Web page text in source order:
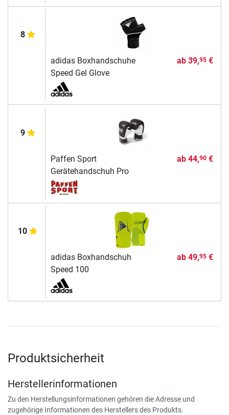
8
adidas Boxhandschuhe
Speed Gel Glove
ab 39,95€
9
Paffen Sport
Gerätehandschuh Pro
ab 44,90€
10
adidas Boxhandschuh
Speed 100
ab 49,95€
Produktsicherheit
Herstellerinformationen
Zu den Herstellungsinformationen gehören die Adresse und
zugehörige Informationen des Herstellers des Produkts.